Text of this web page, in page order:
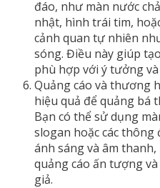
đáo, như màn nước
nhật, hình trái tim,
cảnh quan tự nhiên
sóng. Điều này giúp
phù hợp với ý tưởng
Quảng cáo và thương
hiệu quả để quảng bá
Bạn có thể sử dụng
slogan hoặc các thông
ánh sáng và âm
quảng cáo ấn tượng
giả.